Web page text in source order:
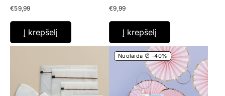
€59,99
Į krepšelį
€9,99
Į krepšelį
Nuolaida ⏰ -40%